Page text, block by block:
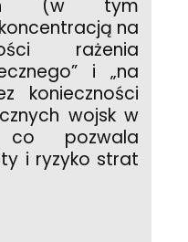
(w tym
na
rażenia
i „na
konieczności
wojsk w
co pozwala
i ryzyko strat